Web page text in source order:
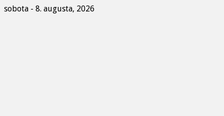
sobota - 8. augusta, 2026